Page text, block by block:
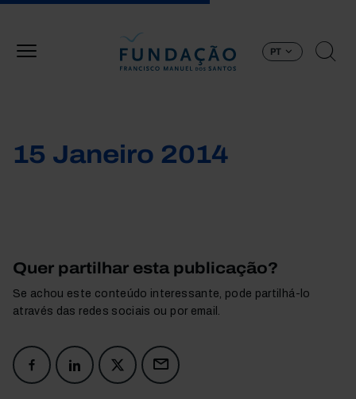
PT
15 Janeiro 2014
Quer partilhar esta publicação?
Se achou este conteúdo interessante, pode partilhá-lo
através das redes sociais ou por email.